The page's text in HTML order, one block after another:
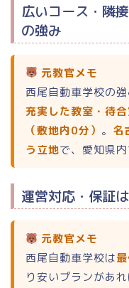
広いコース・隣
の強み
元教官メモ
西尾自動車学校の
充実した教室・待
（敷地内0分） 。 名
う立地で、愛知県
運営対応・保証
元教官メモ
西尾自動車学校は
り安いプランがあ